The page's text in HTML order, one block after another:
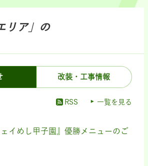
リア」の
改装・工事情報
RSS 一覧を見る
イめし甲子園』優勝メニューのご